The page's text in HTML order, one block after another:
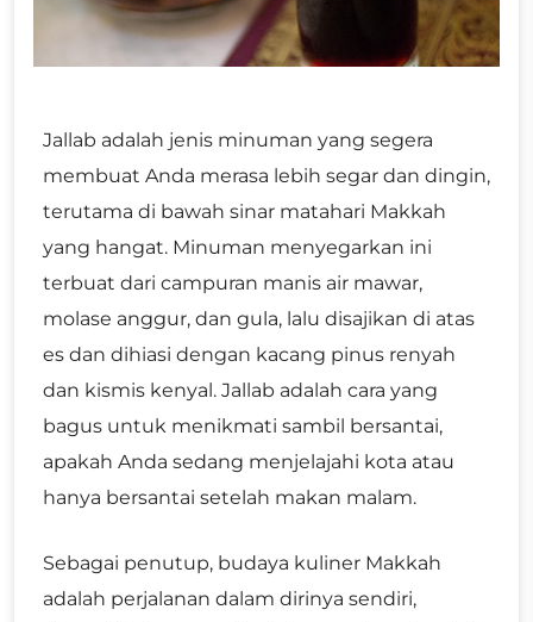
Jallab adalah jenis minuman yang segera
membuat Anda merasa lebih segar dan dingin,
terutama di bawah sinar matahari Makkah
yang hangat. Minuman menyegarkan ini
terbuat dari campuran manis air mawar,
molase anggur, dan gula, lalu disajikan di atas
es dan dihiasi dengan kacang pinus renyah
dan kismis kenyal. Jallab adalah cara yang
bagus untuk menikmati sambil bersantai,
apakah Anda sedang menjelajahi kota atau
hanya bersantai setelah makan malam.
Sebagai penutup, budaya kuliner Makkah
adalah perjalanan dalam dirinya sendiri,